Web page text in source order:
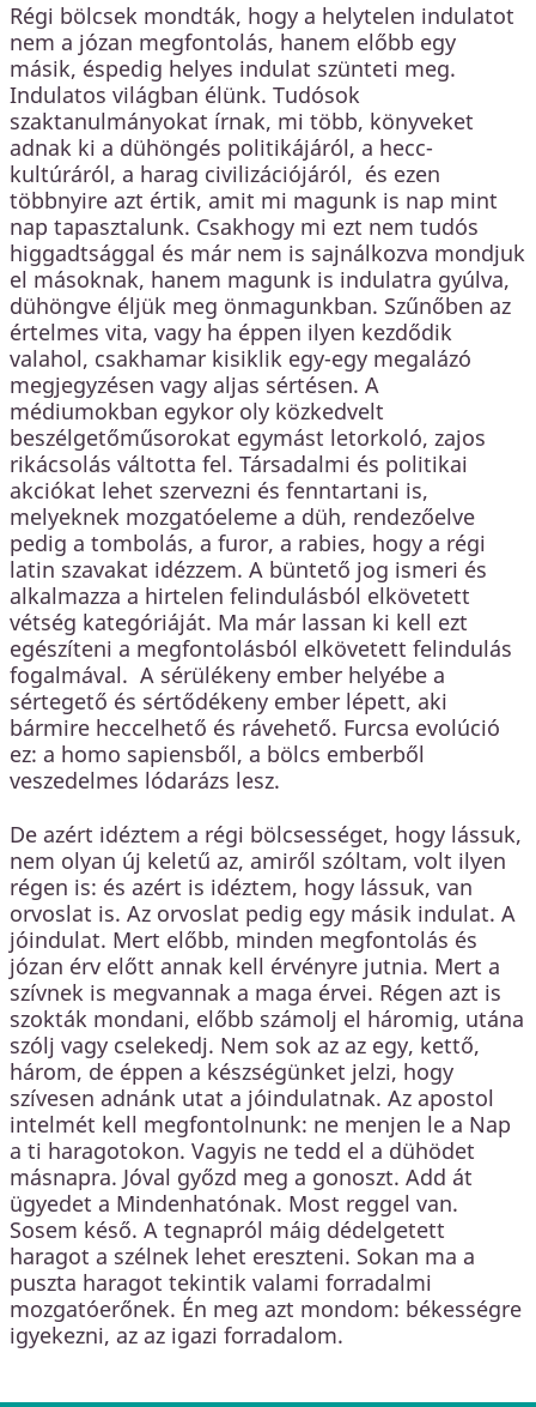
Régi bölcsek mondták, hogy a helytelen indulatot
nem a józan megfontolás, hanem előbb egy
másik, éspedig helyes indulat szünteti meg.
Indulatos világban élünk. Tudósok
szaktanulmányokat írnak, mi több, könyveket
adnak ki a dühöngés politikájáról, a hecc-
kultúráról, a harag civilizációjáról, és ezen
többnyire azt értik, amit mi magunk is nap mint
nap tapasztalunk. Csakhogy mi ezt nem tudós
higgadtsággal és már nem is sajnálkozva mondjuk
el másoknak, hanem magunk is indulatra gyúlva,
dühöngve éljük meg önmagunkban. Szűnőben az
értelmes vita, vagy ha éppen ilyen kezdődik
valahol, csakhamar kisiklik egy-egy megalázó
megjegyzésen vagy aljas sértésen. A
médiumokban egykor oly közkedvelt
beszélgetőműsorokat egymást letorkoló, zajos
rikácsolás váltotta fel. Társadalmi és politikai
akciókat lehet szervezni és fenntartani is,
melyeknek mozgatóeleme a düh, rendezőelve
pedig a tombolás, a furor, a rabies, hogy a régi
latin szavakat idézzem. A büntető jog ismeri és
alkalmazza a hirtelen felindulásból elkövetett
vétség kategóriáját. Ma már lassan ki kell ezt
egészíteni a megfontolásból elkövetett felindulás
fogalmával. A sérülékeny ember helyébe a
sértegető és sértődékeny ember lépett, aki
bármire heccelhető és rávehető. Furcsa evolúció
ez: a homo sapiensből, a bölcs emberből
veszedelmes lódarázs lesz.
De azért idéztem a régi bölcsességet, hogy lássuk,
nem olyan új keletű az, amiről szóltam, volt ilyen
régen is: és azért is idéztem, hogy lássuk, van
orvoslat is. Az orvoslat pedig egy másik indulat. A
jóindulat. Mert előbb, minden megfontolás és
józan érv előtt annak kell érvényre jutnia. Mert a
szívnek is megvannak a maga érvei. Régen azt is
szokták mondani, előbb számolj el háromig, utána
szólj vagy cselekedj. Nem sok az az egy, kettő,
három, de éppen a készségünket jelzi, hogy
szívesen adnánk utat a jóindulatnak. Az apostol
intelmét kell megfontolnunk: ne menjen le a Nap
a ti haragotokon. Vagyis ne tedd el a dühödet
másnapra. Jóval győzd meg a gonoszt. Add át
ügyedet a Mindenhatónak. Most reggel van.
Sosem késő. A tegnapról máig dédelgetett
haragot a szélnek lehet ereszteni. Sokan ma a
puszta haragot tekintik valami forradalmi
mozgatóerőnek. Én meg azt mondom: békességre
igyekezni, az az igazi forradalom.